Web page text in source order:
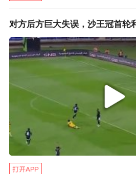
对方后方巨大失误，沙王冠首轮